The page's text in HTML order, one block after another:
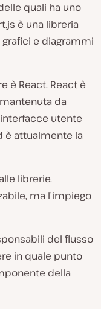
quali ha uno
è una libreria
e diagrammi
è React. React è
da
utente
è attualmente la
librerie.
ma l’impiego
del flusso
in quale punto
della